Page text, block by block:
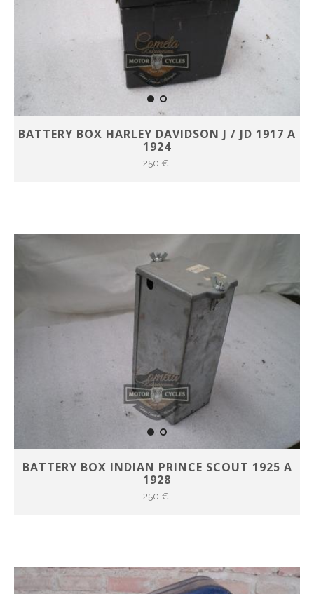
BATTERY BOX HARLEY DAVIDSON J / JD 1917 A
1924
250 €
BATTERY BOX INDIAN PRINCE SCOUT 1925 A
1928
250 €